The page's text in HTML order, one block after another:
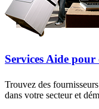
Services Aide pour
Trouvez des
dans votre secteur et